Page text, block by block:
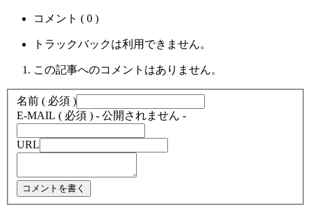
コメント ( 0 )
トラックバックは利用できません。
この記事へのコメントはありません。
名前 ( 必須 )
E-MAIL ( 必須 ) - 公開されません -
URL